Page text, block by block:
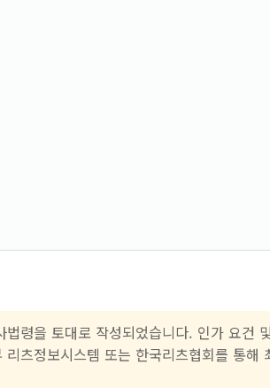
령을 토대로 작성되었습니다. 인가 요건
츠정보시스템 또는 한국리츠협회를 통해